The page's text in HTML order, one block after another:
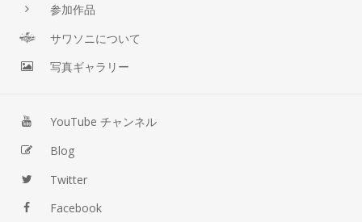
参加作品
サワソニについて
写真ギャラリー
YouTube チャンネル
Blog
Twitter
Facebook